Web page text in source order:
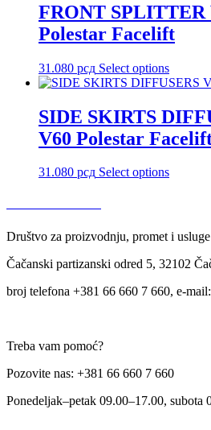
FRONT SPLITTER
Polestar Facelift
31.080 рсд Select options
SIDE SKIRTS
V60 Polestar
31.080 рсд Select options
Društvo za proizvodnju, promet i
Čačanski partizanski odred 5, 32102
broj telefona +381 66 660 7 660, e-
Treba vam pomoć?
Pozovite nas: +381 66 660 7 660
Ponedeljak–petak 09.00–17.00, subota